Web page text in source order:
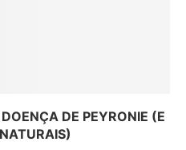
DE PEYRONIE (E